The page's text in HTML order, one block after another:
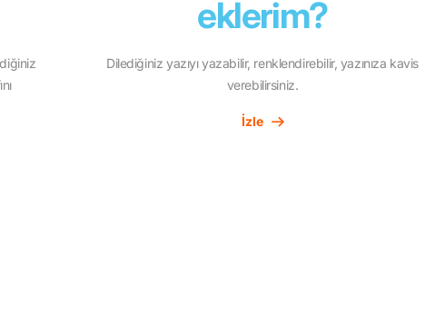
eklerim?
Dilediğiniz yazıyı yazabilir, renklendirebilir, yazınıza kavis
verebilirsiniz.
İzle